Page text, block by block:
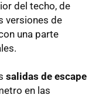
del techo, de
versiones de
una parte
salidas de escape
en las